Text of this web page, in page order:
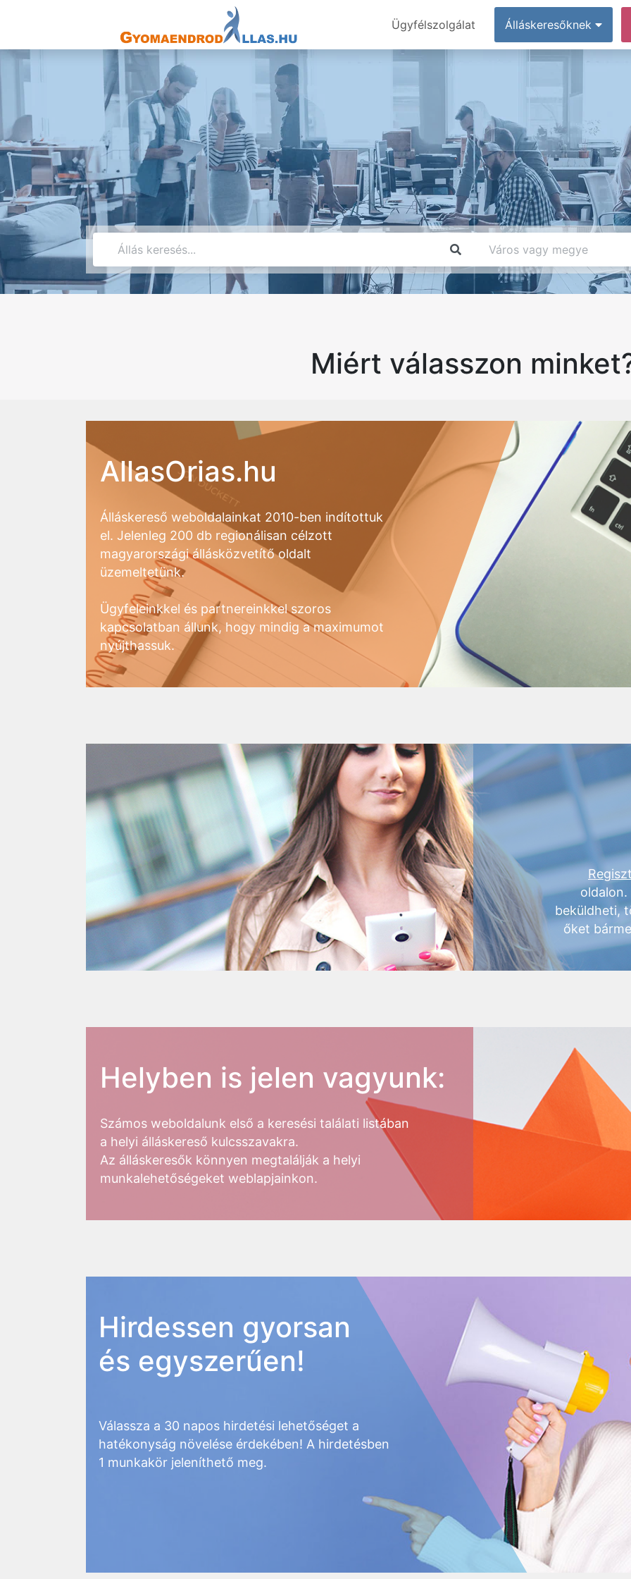
Ügyfélszolgálat Álláskeresőknek
Miért válasszon
AllasOrias.hu
Álláskereső weboldalainkat 2010-ben indítottuk
el. Jelenleg 200 db regionálisan célzott
magyarországi állásközvetítő oldalt
üzemeltetünk.
Ügyfeleinkkel és partnereinkkel szoros
kapcsolatban állunk, hogy mindig a maximumot
nyújthassuk.
oldalon.
beküldheti,
őket
Helyben is jelen vagyunk:
Számos weboldalunk első a keresési találati listában
a helyi álláskereső kulcsszavakra.
Az álláskeresők könnyen megtalálják a helyi
munkalehetőségeket weblapjainkon.
Hirdessen gyorsan
és egyszerűen!
Válassza a 30 napos hirdetési lehetőséget a
hatékonyság növelése érdekében! A hirdetésben
1 munkakör jeleníthető meg.